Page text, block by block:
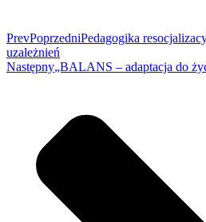
PrevPoprzedniPedagogika
uzależnień
Następny„BALANS – adaptacja do